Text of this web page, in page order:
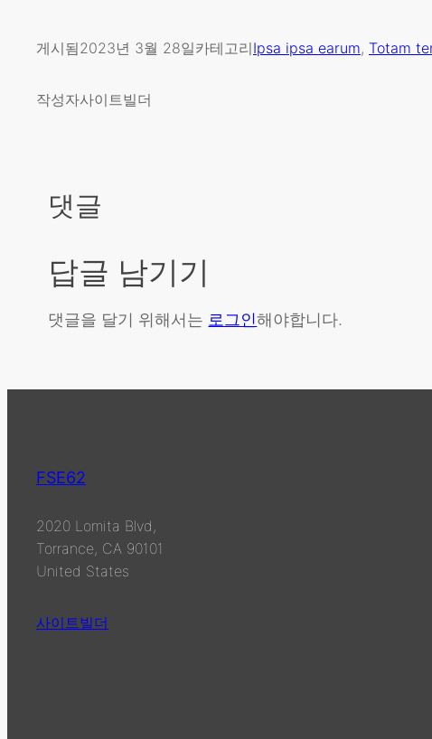
게시됨2023년 3월 28일카테고리Ipsa ipsa earum, Totam
작성자사이트빌더
댓글
답글 남기기
댓글을 달기 위해서는 로그인해야합니다.
FSE62
2020 Lomita Blvd,
Torrance, CA 90101
United States
사이트빌더